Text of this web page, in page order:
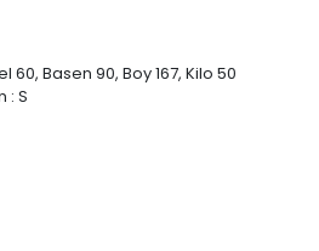
Basen 90, Boy 167, Kilo 50
: S